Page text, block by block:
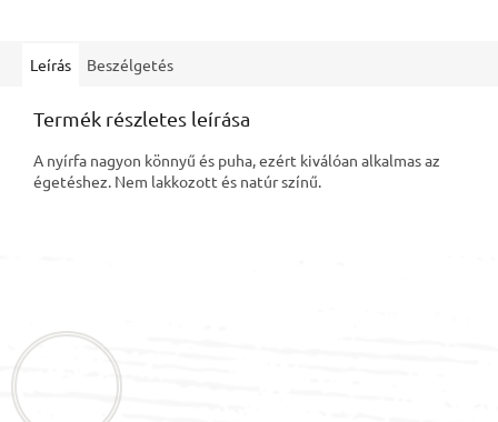
Leírás Beszélgetés
Termék részletes leírása
A nyírfa nagyon könnyű és puha, ezért kiválóan alkalmas az
égetéshez. Nem lakkozott és natúr színű.